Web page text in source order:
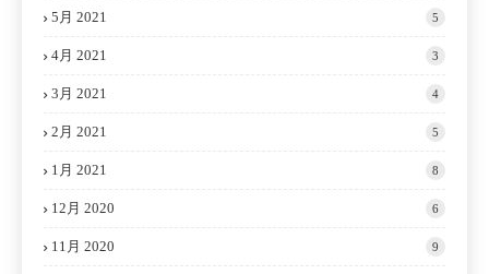
5月 2021 5
4月 2021 3
3月 2021 4
2月 2021 5
1月 2021 8
12月 2020 6
11月 2020 9